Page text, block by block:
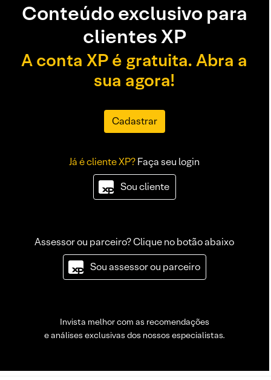
Conteúdo exclusivo para
clientes XP
A conta XP é gratuita. Abra a
sua agora!
Cadastrar
Já é cliente XP?Faça seu login
Sou cliente
Assessor ou parceiro? Clique no botão abaixo
Sou assessor ou parceiro
Invista melhor com as recomendações
e análises exclusivas dos nossos especialistas.